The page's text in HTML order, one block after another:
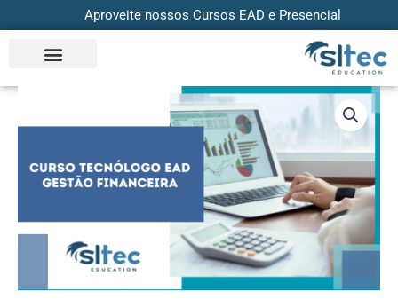
to
content
Aproveite nossos Cursos EAD e Presencial
Tecnólogo
Gestão